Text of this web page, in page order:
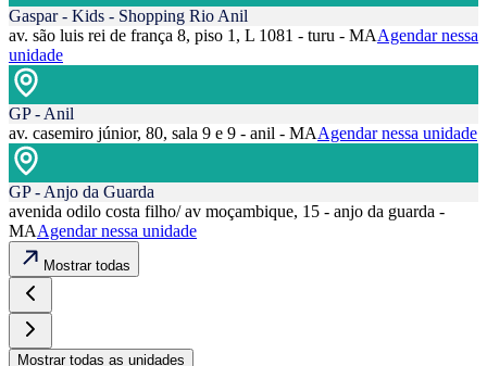
Gaspar - Kids - Shopping Rio Anil
av. são luis rei de frança 8, piso 1, L 1081 - turu - MAAgendar nessa
unidade
GP - Anil
av. casemiro júnior, 80, sala 9 e 9 - anil - MAAgendar nessa unidade
GP - Anjo da Guarda
avenida odilo costa filho/ av moçambique, 15 - anjo da guarda -
MAAgendar nessa unidade
Mostrar todas
Mostrar todas as unidades